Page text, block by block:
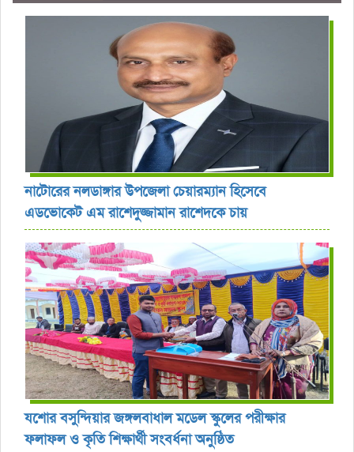
নাটোরের নলডাঙ্গার উপজেলা চেয়ারম্যান হিসেবে
এডভোকেট এম রাশেদুজ্জামান রাশেদকে চায়
যশোর বসুন্দিয়ার জঙ্গলবাধাল মডেল স্কুলের পরীক্ষার
ফলাফল ও কৃতি শিক্ষার্থী সংবর্ধনা অনুষ্ঠিত